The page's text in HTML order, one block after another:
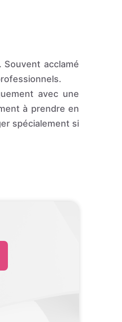
acclamé
avec une
à prendre en
spécialement si